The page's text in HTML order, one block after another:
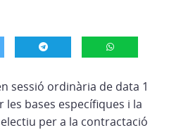
sessió ordinària de data 1
les bases específiques i la
per a la contractació